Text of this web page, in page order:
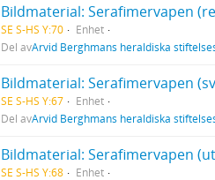
Bildmaterial: Serafimervapen
SE S-HS Y:70
Enhet
Del avArvid Berghmans heraldiska
Bildmaterial: Serafimervapen
SE S-HS Y:67
Enhet
Del avArvid Berghmans heraldiska
Bildmaterial: Serafimervapen
SE S-HS Y:68
Enhet